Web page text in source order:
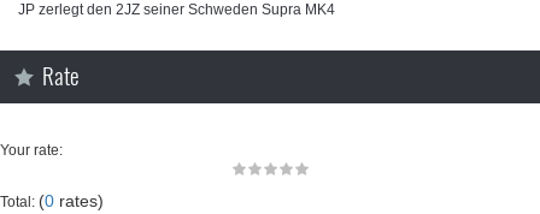
JP zerlegt den 2JZ seiner Schweden Supra MK4
Rate
Your rate:
Total: (0 rates)